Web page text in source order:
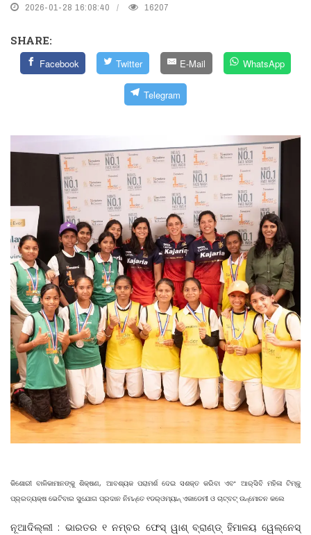
2026-01-28 16:08:40 16207
SHARE:
Facebook Twitter E-Mail WhatsApp
Telegram
କିଶୋରୀ ବାଳିକାମାନଙ୍କୁ ଶିକ୍ଷଣ, ଆବଶ୍ୟକ ପରାମର୍ଶ ଦେଇ ସଶକ୍ତ କରିବା ଏବଂ ଆର୍‌ସିବି ମହିଳା ଟିମ୍‌କୁ
ପ୍ର୍ରତ୍ୟକ୍ଷ ଭେଟିବାର ସୁଯୋଗ ପ୍ରଦାନ ନିମନ୍ତେ ୧ଡର୍‌ଓମ୍ୟାନ୍‌ ଏକାଡେମୀ ଓ ଚାଟ୍‌ବଟ୍‌ ଉନ୍ମୋଚନ କଲେ
ନୂଆଦିଲ୍ଲୀ : ଭାରତର ୧ ନମ୍ବର ଫେସ୍‌ ୱାଶ୍‌ ବ୍ରାଣ୍ଡ୍‌ ହିମାଳୟ ୱେଲ୍‌ନେସ୍‌